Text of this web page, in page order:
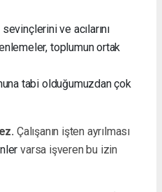
sevinçlerini ve acılarını
toplumun ortak
tabi olduğumuzdan çok
Çalışanın işten ayrılması
varsa işveren bu izin